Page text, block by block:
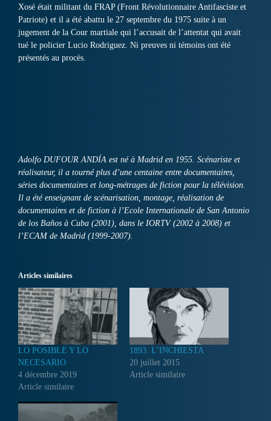
Xosé était militant du FRAP (Front Révolutionnaire Antifasciste et
Patriote) et il a été abattu le 27 septembre du 1975 suite à un
jugement de la Cour martiale qui l’accusait de l’attentat qui avait
tué le policier Lucio Rodriguez. Ni preuves ni témoins ont été
présentés au procès.
Adolfo DUFOUR ANDÍA est né à Madrid en 1955. Scénariste et
réalisateur, il a tourné plus d’une centaine entre documentaires,
séries documentaires et long-métrages de fiction pour la télévision.
Il a été enseignant de scénarisation, montage, réalisation de
documentaires et de fiction à l’Ecole Internationale de San Antonio
de los Baños à Cuba (2001), dans le IORTV (2002 à 2008) et
l’ECAM de Madrid (1999-2007).
Articles similaires
LO POSIBLE Y LO
NECESARIO
4 décembre 2019
Article similaire
1893. L’INCHIESTA
20 juillet 2015
Article similaire